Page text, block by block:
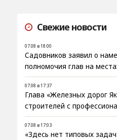
Свежие новости
07.08 в 18:00
Садовников заявил о
полномочия глав на
07.08 в 17:37
Глава «Железных дорог
строителей с
07.08 в 17:03
«Здесь нет типовых